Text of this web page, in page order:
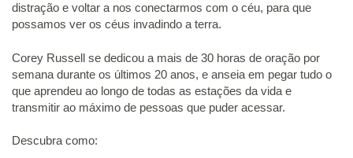
distração e voltar a nos conectarmos com o céu, para que
possamos ver os céus invadindo a terra.
Corey Russell se dedicou a mais de 30 horas de oração por
semana durante os últimos 20 anos, e anseia em pegar tudo o
que aprendeu ao longo de todas as estações da vida e
transmitir ao máximo de pessoas que puder acessar.
Descubra como: